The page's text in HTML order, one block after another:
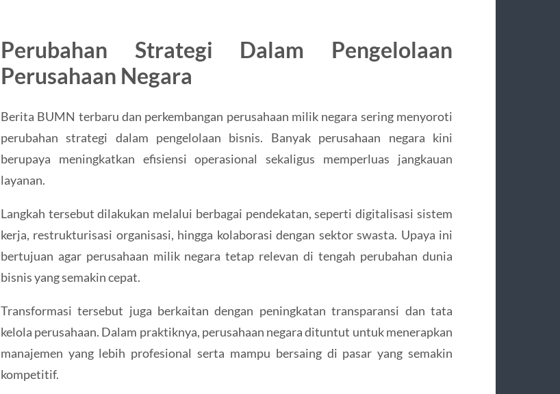
Perubahan Strategi Dalam Pengelolaan
Perusahaan Negara
Berita BUMN terbaru dan perkembangan perusahaan milik negara sering menyoroti
perubahan strategi dalam pengelolaan bisnis. Banyak perusahaan negara kini
berupaya meningkatkan efisiensi operasional sekaligus memperluas jangkauan
layanan.
Langkah tersebut dilakukan melalui berbagai pendekatan, seperti digitalisasi sistem
kerja, restrukturisasi organisasi, hingga kolaborasi dengan sektor swasta. Upaya ini
bertujuan agar perusahaan milik negara tetap relevan di tengah perubahan dunia
bisnis yang semakin cepat.
Transformasi tersebut juga berkaitan dengan peningkatan transparansi dan tata
kelola perusahaan. Dalam praktiknya, perusahaan negara dituntut untuk menerapkan
manajemen yang lebih profesional serta mampu bersaing di pasar yang semakin
kompetitif.